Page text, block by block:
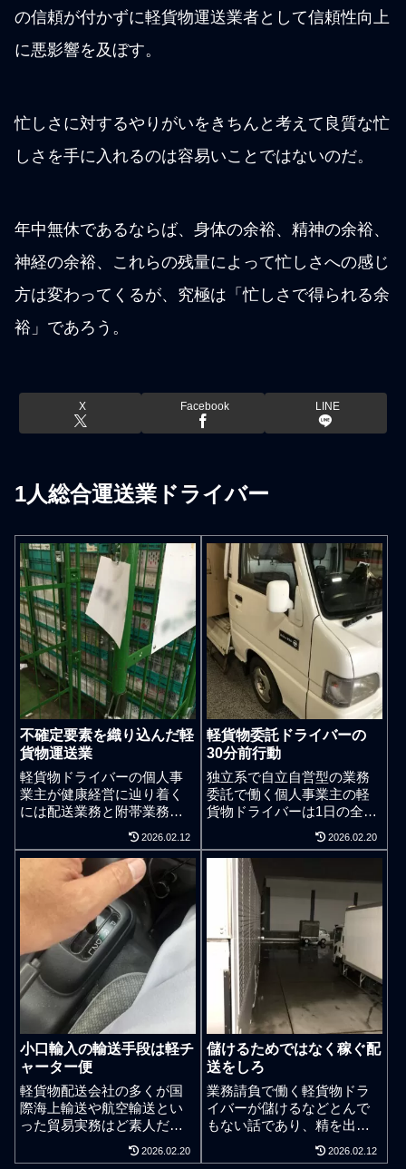
の信頼が付かずに軽貨物運送業者として信頼性向上
に悪影響を及ぼす。
忙しさに対するやりがいをきちんと考えて良質な忙
しさを手に入れるのは容易いことではないのだ。
年中無休であるならば、身体の余裕、精神の余裕、
神経の余裕、これらの残量によって忙しさへの感じ
方は変わってくるが、究極は「忙しさで得られる余
裕」であろう。
X Facebook LINE
1人総合運送業ドライバー
不確定要素を織り込んだ軽
貨物運送業
軽貨物ドライバーの個人事
業主が健康経営に辿り着く
には配送業務と附帯業務の
緻密なスキルアップ計画が
必要となり、その目標を達
成するには稼ぎの不確定要
素を計画に織り込む必要も
ある。個人事業主の軽貨物
ドライバーは御用聞きにな
ってはならぬ。御用聞きで
はなく個人事業主として提
案営業する実力を身に付け
るべし。 幾らの仕事 幾らな
らやれる仕事求人サイトで
軽貨物ドライバー募集を社
員雇用ではない委託で募集
するレベルの軽貨物配送会
社ではその9割が個人事業主
ドライバーにとって肝心な
部分となる「自営」の教育
を一切受けられないと言わ
物配送会社へ配属してしま
2026.02.12
軽貨物委託ドライバーの
30分前行動
独立系で自立自営型の業務
委託で働く個人事業主の軽
貨物ドライバーは1日の全休
なしで毎週や毎月働いてい
る実態も珍しくはないが30
分前行動のルーティン化こ
そが精神と神経と身体の疲
れを残さない重要な仕事術
となる。本当の能力差。社
員雇用ではない業務委託で
働く個人事業主の軽貨物ド
ライバーは週7で休みなく稼
働するケースも何ら珍しく
はない。1日全休が無かろう
と毎週や毎月クタクタで
嫌々働いているというわけ
でもなく、やや勢い任せで
あるが零細企業の社長が寝
ているときも四六時中で会
社のことを想っている状態
に似ている。生活環境にも
しい個人事業主の軽貨物ド
2026.02.20
小口輸入の輸送手段は軽チ
ャーター便
軽貨物配送会社の多くが国
際海上輸送や航空輸送とい
った貿易実務はど素人だが
小口輸入業務のプロセスで
軽貨物チャーター便は必要
2026.02.20
儲けるためではなく稼ぐ配
送をしろ
業務請負で働く軽貨物ドラ
イバーが儲けるなどとんで
もない話であり、精を出し
て働いてお金を得て稼いで
いく立場である。利益を得
2026.02.12